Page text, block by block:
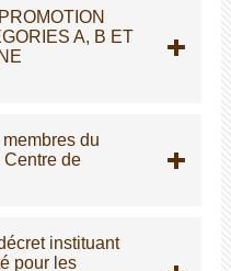
A, B ET
du
de
instituant
pour les